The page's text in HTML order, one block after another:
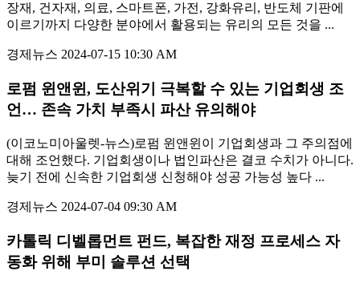
장재, 건자재, 의료, 스마트폰, 가전, 강화유리, 반도체 기판에
이르기까지 다양한 분야에서 활용되는 유리의 모든 것을 ...
경제뉴스 2024-07-15 10:30 AM
로펌 윈앤윈, 도산위기 극복할 수 있는 기업회생 조
언… 존속 가치 부족시 파산 유의해야
(이코노미아울렛-뉴스)로펌 윈앤윈이 기업회생과 그 주의점에
대해 조언했다. 기업회생이나 법인파산은 결코 수치가 아니다.
늦기 전에 신속한 기업회생 신청해야 성공 가능성 높다 ...
경제뉴스 2024-07-04 09:30 AM
카톨릭 디벨롭먼트 펀드, 복잡한 재정 프로세스 자
동화 위해 부미 솔루션 선택